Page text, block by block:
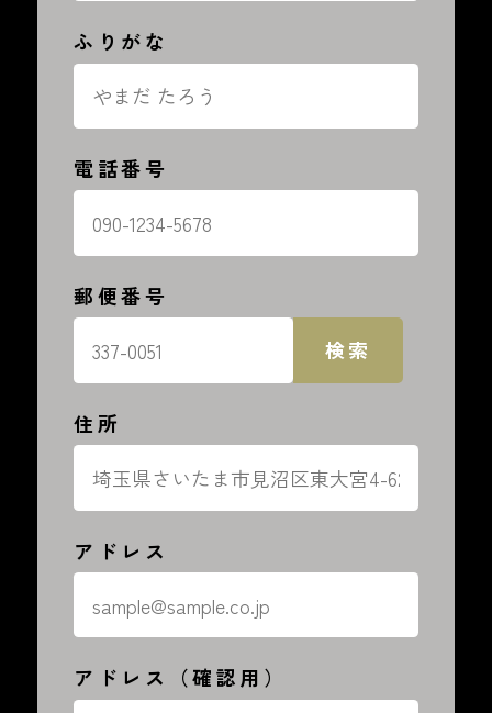
ふりがな
電話番号
郵便番号
検索
住所
アドレス
アドレス（確認用）